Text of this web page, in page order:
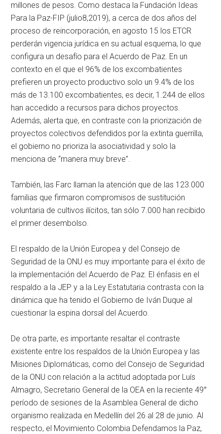
millones de pesos. Como destaca la Fundación Ideas
Para la Paz-FIP (julio8,2019), a cerca de dos años del
proceso de reincorporación, en agosto 15 los ETCR
perderán vigencia jurídica en su actual esquema, lo que
configura un desafío para el Acuerdo de Paz. En un
contexto en el que el 96% de los excombatientes
prefieren un proyecto productivo solo un 9.4% de los
más de 13.100 excombatientes, es decir, 1.244 de ellos
han accedido a recursos para dichos proyectos.
Además, alerta que, en contraste con la priorización de
proyectos colectivos defendidos por la extinta guerrilla,
el gobierno no prioriza la asociatividad y solo la
menciona de “manera muy breve”.
También, las Farc llaman la atención que de las 123.000
familias que firmaron compromisos de sustitución
voluntaria de cultivos ilícitos, tan sólo 7.000 han recibido
el primer desembolso.
El respaldo de la Unión Europea y del Consejo de
Seguridad de la ONU es muy importante para el éxito de
la implementación del Acuerdo de Paz. El énfasis en el
respaldo a la JEP y a la Ley Estatutaria contrasta con la
dinámica que ha tenido el Gobierno de Iván Duque al
cuestionar la espina dorsal del Acuerdo.
De otra parte, es importante resaltar el contraste
existente entre los respaldos de la Unión Europea y las
Misiones Diplomáticas, como del Consejo de Seguridad
de la ONU con relación a la actitud adoptada por Luís
Almagro, Secretario General de la OEA en la reciente 49°
período de sesiones de la Asamblea General de dicho
organismo realizada en Medellín del 26 al 28 de junio. Al
respecto, el Movimiento Colombia Defendamos la Paz,